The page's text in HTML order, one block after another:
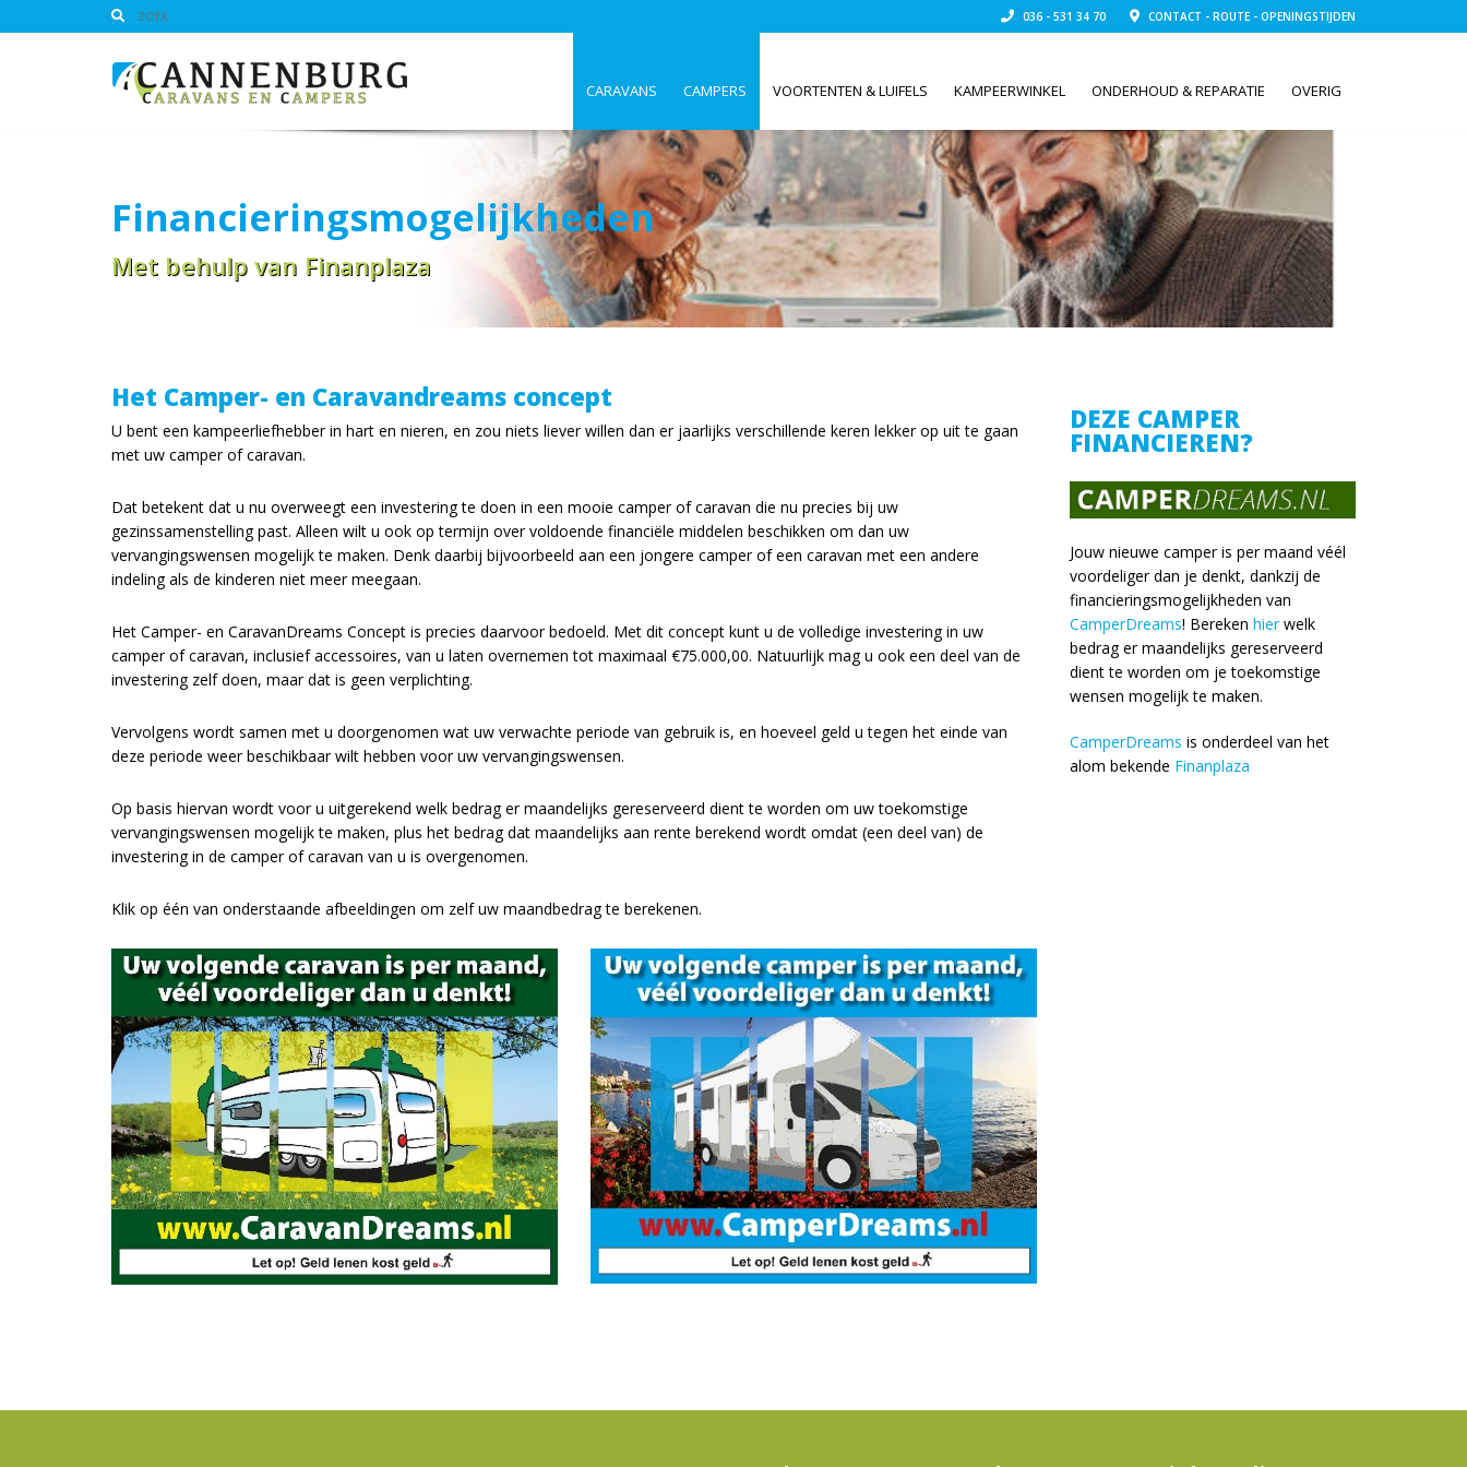
036 - 531 34 70 CONTACT - ROUTE - OPENINGSTIJDEN
CARAVANS CAMPERS VOORTENTEN & LUIFELS KAMPEERWINKEL ONDERHOUD & REPARATIE OVERIG
Financieringsmogelijkheden
Met behulp van Finanplaza
Het Camper- en Caravandreams concept
U bent een kampeerliefhebber in hart en nieren, en zou niets liever willen dan er jaarlijks verschillende keren lekker op uit te gaan
met uw camper of caravan.
Dat betekent dat u nu overweegt een investering te doen in een mooie camper of caravan die nu precies bij uw
gezinssamenstelling past. Alleen wilt u ook op termijn over voldoende financiële middelen beschikken om dan uw
vervangingswensen mogelijk te maken. Denk daarbij bijvoorbeeld aan een jongere camper of een caravan met een andere
indeling als de kinderen niet meer meegaan.
Het Camper- en CaravanDreams Concept is precies daarvoor bedoeld. Met dit concept kunt u de volledige investering in uw
camper of caravan, inclusief accessoires, van u laten overnemen tot maximaal €75.000,00. Natuurlijk mag u ook een deel van de
investering zelf doen, maar dat is geen verplichting.
Vervolgens wordt samen met u doorgenomen wat uw verwachte periode van gebruik is, en hoeveel geld u tegen het einde van
deze periode weer beschikbaar wilt hebben voor uw vervangingswensen.
Op basis hiervan wordt voor u uitgerekend welk bedrag er maandelijks gereserveerd dient te worden om uw toekomstige
vervangingswensen mogelijk te maken, plus het bedrag dat maandelijks aan rente berekend wordt omdat (een deel van) de
investering in de camper of caravan van u is overgenomen.
Klik op één van onderstaande afbeeldingen om zelf uw maandbedrag te berekenen.
DEZE CAMPER
FINANCIEREN?
Jouw nieuwe camper is per maand véél
voordeliger dan je denkt, dankzij de
financieringsmogelijkheden van
CamperDreams! Bereken hierwelk
bedrag er maandelijks gereserveerd
dient te worden om je toekomstige
wensen mogelijk te maken.
CamperDreams is onderdeel van het
alom bekende Finanplaza